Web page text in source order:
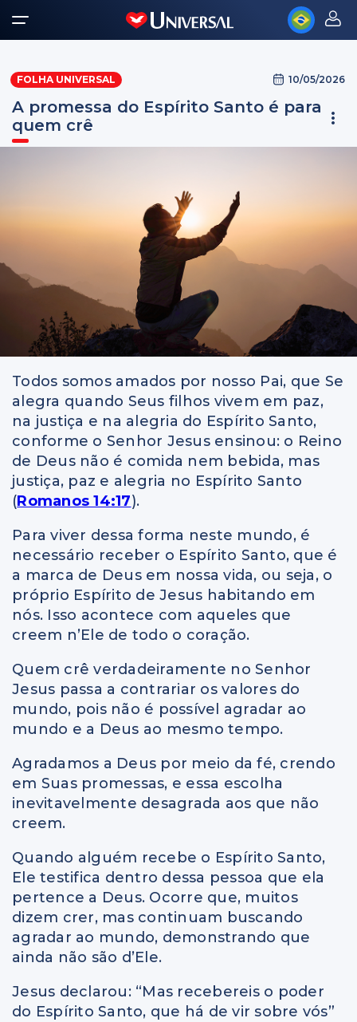
FOLHA UNIVERSAL 10/05/2026
A promessa do Espírito Santo é para
quem crê
Todos somos amados por nosso Pai, que Se
alegra quando Seus filhos vivem em paz,
na justiça e na alegria do Espírito Santo,
conforme o Senhor Jesus ensinou: o Reino
de Deus não é comida nem bebida, mas
justiça, paz e alegria no Espírito Santo
(Romanos 14:17).
Para viver dessa forma neste mundo, é
necessário receber o Espírito Santo, que é
a marca de Deus em nossa vida, ou seja, o
próprio Espírito de Jesus habitando em
nós. Isso acontece com aqueles que
creem n’Ele de todo o coração.
Quem crê verdadeiramente no Senhor
Jesus passa a contrariar os valores do
mundo, pois não é possível agradar ao
mundo e a Deus ao mesmo tempo.
Agradamos a Deus por meio da fé, crendo
em Suas promessas, e essa escolha
inevitavelmente desagrada aos que não
creem.
Quando alguém recebe o Espírito Santo,
Ele testifica dentro dessa pessoa que ela
pertence a Deus. Ocorre que, muitos
dizem crer, mas continuam buscando
agradar ao mundo, demonstrando que
ainda não são d’Ele.
Jesus declarou: “Mas recebereis o poder
do Espírito Santo, que há de vir sobre vós”